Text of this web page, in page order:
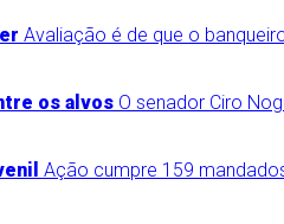
Avaliação é de que o
os alvos O senador Ciro
Ação cumpre 159